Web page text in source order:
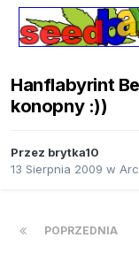
Hanflabyrint
konopny :))
Przez brytka10
13 Sierpnia 2009 w
POPRZEDNIA